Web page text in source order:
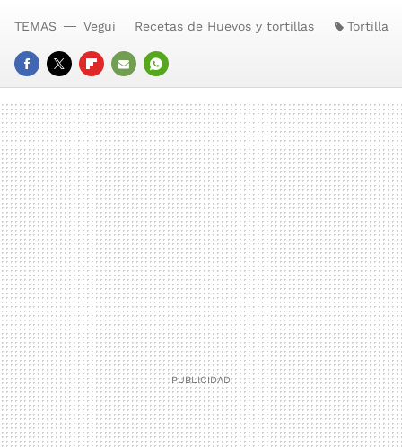
FACEBOOK
TWITTERFLIPBOARD
E-
MAIL
WHATSAPP
TEMAS Vegui Recetas de Huevos y tortillas Tortilla